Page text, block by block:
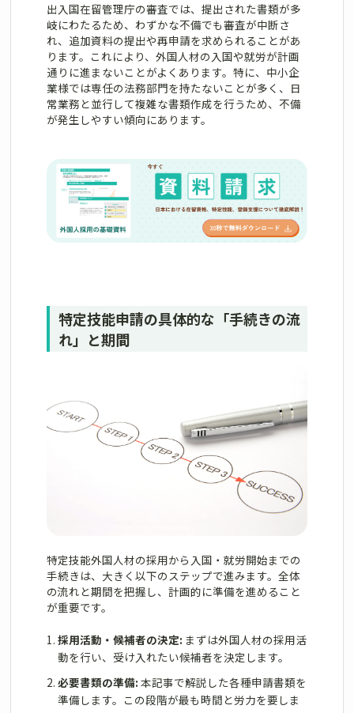
出入国在留管理庁の審査では、提出された書類が多
岐にわたるため、わずかな不備でも審査が中断さ
れ、追加資料の提出や再申請を求められることがあ
ります。これにより、外国人材の入国や就労が計画
通りに進まないことがよくあります。特に、中小企
業様では専任の法務部門を持たないことが多く、日
常業務と並行して複雑な書類作成を行うため、不備
が発生しやすい傾向にあります。
特定技能申請の具体的な「手続きの流
れ」と期間
特定技能外国人材の採用から入国・就労開始までの
手続きは、大きく以下のステップで進みます。全体
の流れと期間を把握し、計画的に準備を進めること
が重要です。
採用活動・候補者の決定: まずは外国人材の採用活
動を行い、受け入れたい候補者を決定します。
必要書類の準備: 本記事で解説した各種申請書類を
準備します。この段階が最も時間と労力を要しま